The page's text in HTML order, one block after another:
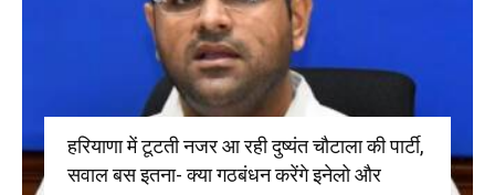
हरियाणा में टूटती नजर आ रही दुष्यंत चौटाला की पार्टी,
सवाल बस इतना- क्या गठबंधन करेंगे इनेलो और